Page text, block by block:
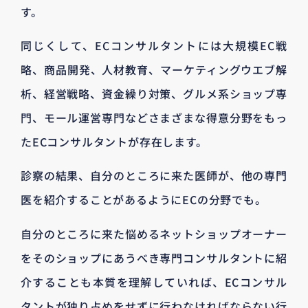
す。
同じくして、ECコンサルタントには大規模EC戦
略、商品開発、人材教育、マーケティングウエブ解
析、経営戦略、資金繰り対策、グルメ系ショップ専
門、モール運営専門などさまざまな得意分野をもっ
たECコンサルタントが存在します。
診察の結果、自分のところに来た医師が、他の専門
医を紹介することがあるようにECの分野でも。
自分のところに来た悩めるネットショップオーナー
をそのショップにあうべき専門コンサルタントに紹
介することも本質を理解していれば、ECコンサル